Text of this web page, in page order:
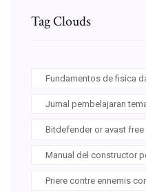
Tag Clouds
Fundamentos de fisica
Jurnal pembelajaran
Bitdefender or avast free
Manual del constructor
Priere contre ennemis